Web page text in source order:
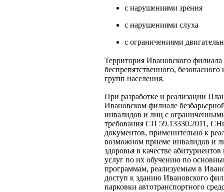
с нарушениями зрения
с нарушениями слуха
с ограничениями
Территория Ивановского филиала
беспрепятственного,
групп населения.
При разработке и реализации
Ивановском филиале
инвалидов и лиц с
требования СП 59.13330.2011,
документов, применительно к
возможном приеме инвалидов и
здоровья в качестве
услуг по их обучению по
программам, реализуемым в
доступ к зданию Ивановского
парковки автотранспортного